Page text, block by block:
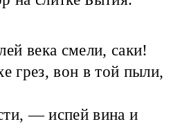
века смели, саки!
грез, вон в той пыли,
— испей вина и